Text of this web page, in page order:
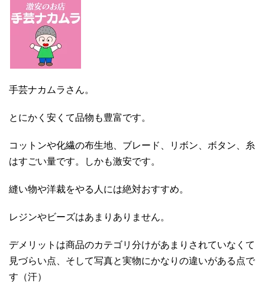
手芸ナカムラさん。
とにかく安くて品物も豊富です。
コットンや化繊の布生地、ブレード、リボン、ボタン、糸
はすごい量です。しかも激安です。
縫い物や洋裁をやる人には絶対おすすめ。
レジンやビーズはあまりありません。
デメリットは商品のカテゴリ分けがあまりされていなくて
見づらい点、そして写真と実物にかなりの違いがある点で
す（汗）